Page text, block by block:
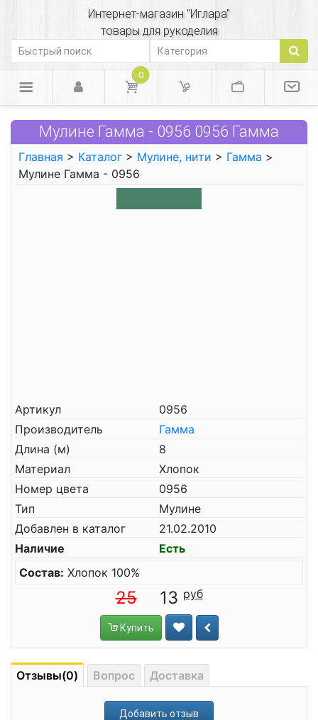
Интернет-магазин "Иглара"
товары для рукоделия
0
Мулине Гамма - 0956 0956 Гамма
Главная > Каталог > Мулине, нити > Гамма >
Мулине Гамма - 0956
Артикул
0956
Производитель
Гамма
Длина (м)
8
Материал
Хлопок
Номер цвета
0956
Тип
Мулине
Добавлен в каталог
21.02.2010
Наличие
Есть
Состав: Хлопок 100%
25 13
Купить
Отзывы(0) Вопрос Доставка
Добавить отзыв